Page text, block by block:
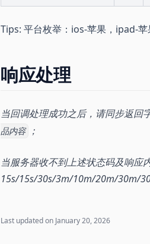
Tips: 平台枚举：ios-苹果，ipad-
响应处理
当回调处理成功之后，请同步返回
品内容
；
当服务器收不到上述状态码及响应
15s/15s/30s/3m/10m/20m/30m/
Last updated on January 20, 2026